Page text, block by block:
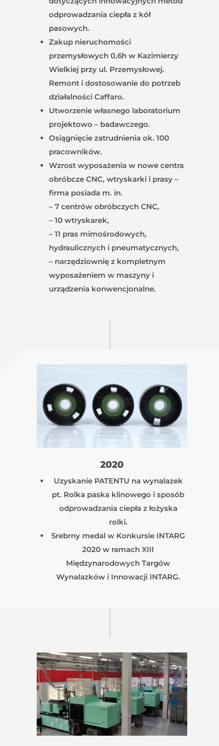
odprowadzania ciepła z kół
pasowych.
Zakup nieruchomości
przemysłowych 0,6h w Kazimierzy
Wielkiej przy ul. Przemysłowej.
Remont i dostosowanie do potrzeb
działalności Caffaro.
Utworzenie własnego laboratorium
projektowo – badawczego.
Osiągnięcie zatrudnienia ok. 100
pracowników.
Wzrost wyposażenia w nowe centra
obróbcze CNC, wtryskarki i prasy –
firma posiada m. in.
– 7 centrów obróbczych CNC,
– 10 wtryskarek,
– 11 pras mimośrodowych,
hydraulicznych i pneumatycznych,
– narzędziownię z kompletnym
wyposażeniem w maszyny i
urządzenia konwencjonalne.
2020
Uzyskanie PATENTU na wynalazek
pt. Rolka paska klinowego i sposób
odprowadzania ciepła z łożyska
rolki.
Srebrny medal w Konkursie INTARG
2020 w ramach XIII
Międzynarodowych Targów
Wynalazków i Innowacji INTARG.